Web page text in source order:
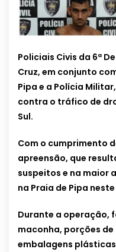
Policiais Civis da 6ª
Cruz, em conjunto
Pipa e a Polícia
contra o tráfico de
Sul.
Com o cumprimento
apreensão, que
suspeitos e na maior
na Praia de Pipa neste
Durante a operação,
maconha, porções de
embalagens